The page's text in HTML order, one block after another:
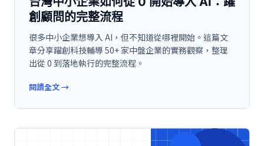
創顧問的完整流程
很多中小企業想導入 AI，但不知道從哪裡開始。這篇文
章分享躍創科技輔導 50+ 家中盤企業的實務觀察，整理
出從 0 到落地執行的完整流程。
閱讀全文→